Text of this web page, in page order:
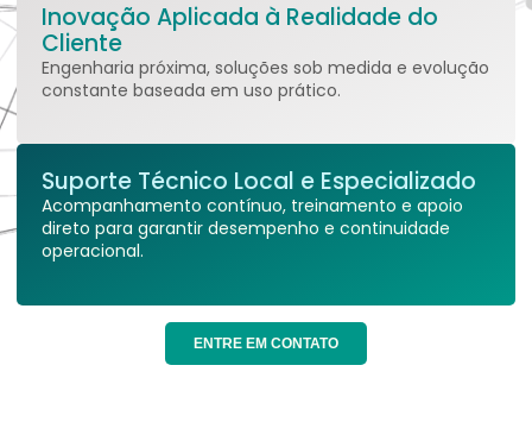
Inovação Aplicada à Realidade do
Cliente
Engenharia próxima, soluções sob medida e evolução
constante baseada em uso prático.
Suporte Técnico Local e Especializado
Acompanhamento contínuo, treinamento e apoio
direto para garantir desempenho e continuidade
operacional.
ENTRE EM CONTATO